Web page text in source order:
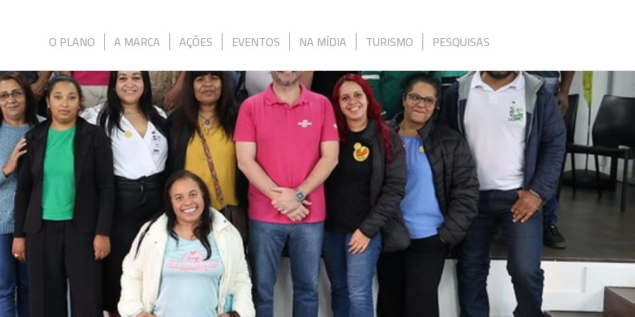
O PLANO A MARCA AÇÕES EVENTOS NA MÍDIA TURISMO PESQUISAS